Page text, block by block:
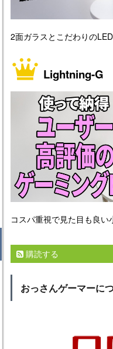
2面ガラスとこだわりの
Lightning-G
コスパ重視で見た目も良い
購読する
おっさんゲーマーに